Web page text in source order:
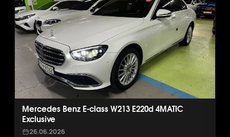
Mercedes Benz E-class W213 E220d 4MATIC
Exclusive
26.06.2026